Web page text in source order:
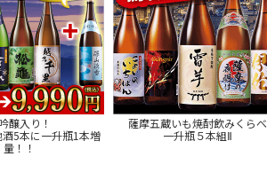
醸入り！
5本に一升瓶1本増
量！！
薩摩五蔵いも焼酎飲みくらべ
一升瓶５本組Ⅱ